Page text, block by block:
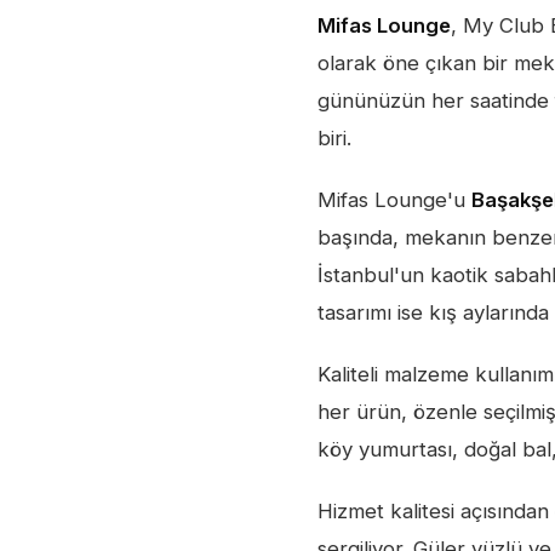
Mifas Lounge, My Club
olarak öne çıkan bir
gününüzün her saatinde
biri.
Mifas Lounge'u
başında, mekanın
İstanbul'un kaotik
tasarımı ise kış
Kaliteli malzeme
her ürün, özenle
köy yumurtası, doğal
Hizmet kalitesi